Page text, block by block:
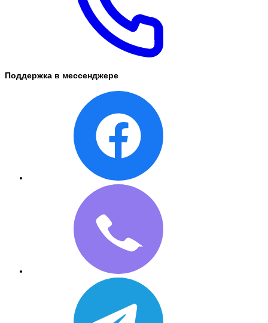
Поддержка в мессенджере